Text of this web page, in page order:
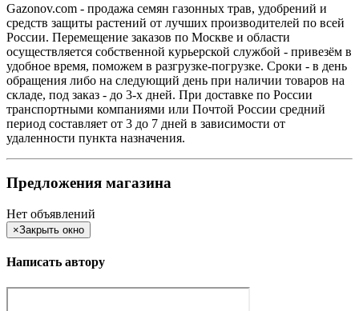
Gazonov.com - продажа семян газонных трав, удобрений и
средств защиты растений от лучших производителей по всей
России. Перемещение заказов по Москве и области
осуществляется собственной курьерской службой - привезём в
удобное время, поможем в разгрузке-погрузке. Сроки - в день
обращения либо на следующий день при наличии товаров на
складе, под заказ - до 3-х дней. При доставке по России
транспортными компаниями или Почтой России средний
период составляет от 3 до 7 дней в зависимости от
удаленности пункта назначения.
Предложения магазина
Нет объявлений
×Закрыть окно
Написать автору